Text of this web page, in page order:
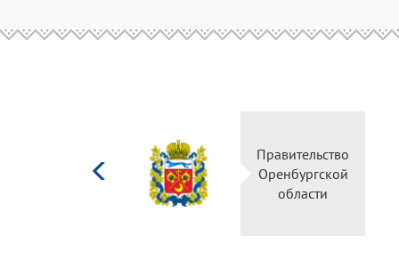
Правительство
Оренбургской
области